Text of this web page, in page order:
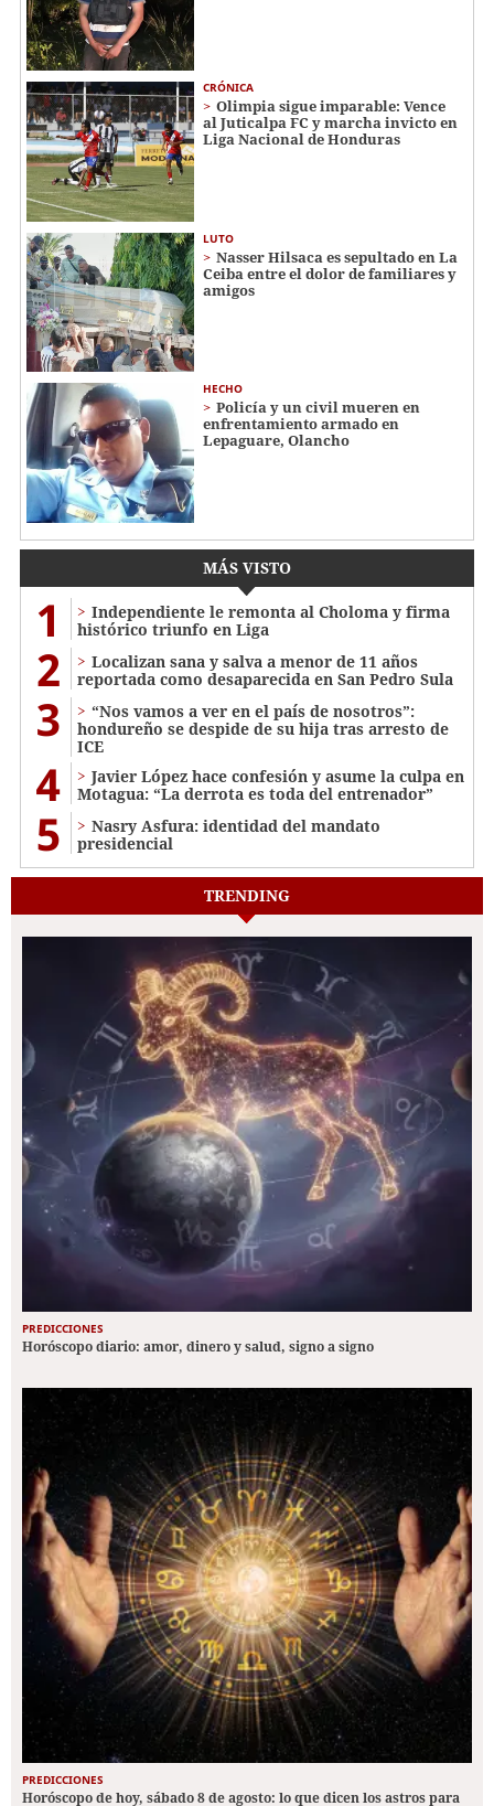
CRÓNICA
Olimpia sigue imparable: Vence
al Juticalpa FC y marcha invicto en
Liga Nacional de Honduras
LUTO
Nasser Hilsaca es sepultado en La
Ceiba entre el dolor de familiares y
amigos
HECHO
Policía y un civil mueren en
enfrentamiento armado en
Lepaguare, Olancho
MÁS VISTO
1
Independiente le remonta al Choloma y firma
histórico triunfo en Liga
2
Localizan sana y salva a menor de 11 años
reportada como desaparecida en San Pedro Sula
3
“Nos vamos a ver en el país de nosotros”:
hondureño se despide de su hija tras arresto de
ICE
4
Javier López hace confesión y asume la culpa en
Motagua: “La derrota es toda del entrenador”
5
Nasry Asfura: identidad del mandato
presidencial
TRENDING
PREDICCIONES
Horóscopo diario: amor, dinero y salud, signo a signo
PREDICCIONES
Horóscopo de hoy, sábado 8 de agosto: lo que dicen los astros para